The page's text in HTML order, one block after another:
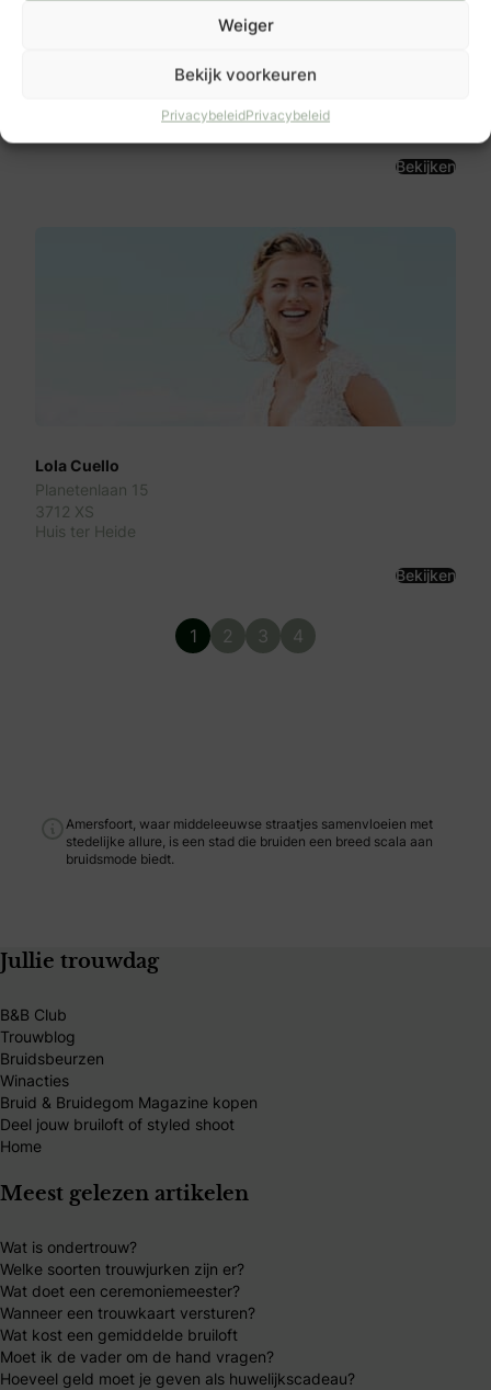
Weiger
Bekijk voorkeuren
PrivacybeleidPrivacybeleid
Bekijken
Lola Cuello
Planetenlaan 15
3712 XS
Huis ter Heide
Bekijken
1 2 3 4
Amersfoort, waar middeleeuwse straatjes samenvloeien met
stedelijke allure, is een stad die bruiden een breed scala aan
bruidsmode biedt.
Jullie trouwdag
B&B Club
Trouwblog
Bruidsbeurzen
Winacties
Bruid & Bruidegom Magazine kopen
Deel jouw bruiloft of styled shoot
Home
Meest gelezen artikelen
Wat is ondertrouw?
Welke soorten trouwjurken zijn er?
Wat doet een ceremoniemeester?
Wanneer een trouwkaart versturen?
Wat kost een gemiddelde bruiloft
Moet ik de vader om de hand vragen?
Hoeveel geld moet je geven als huwelijkscadeau?